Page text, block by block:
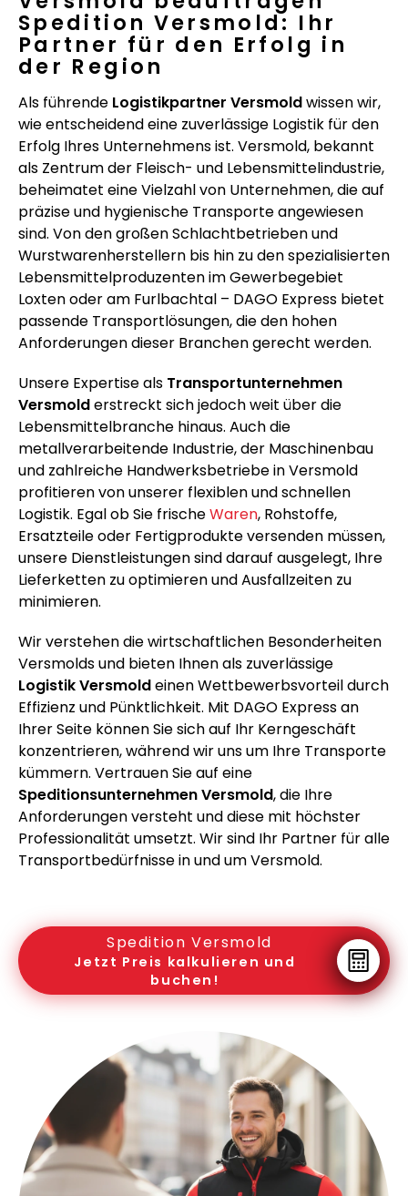
Spedition Versmold: Ihr
Partner für den Erfolg in
der Region
Als führende Logistikpartner Versmoldwissen wir,
wie entscheidend eine zuverlässige Logistik für den
Erfolg Ihres Unternehmens ist. Versmold, bekannt
als Zentrum der Fleisch- und Lebensmittelindustrie,
beheimatet eine Vielzahl von Unternehmen, die auf
präzise und hygienische Transporte angewiesen
sind. Von den großen Schlachtbetrieben und
Wurstwarenherstellern bis hin zu den spezialisierten
Lebensmittelproduzenten im Gewerbegebiet
Loxten oder am Furlbachtal – DAGO Express bietet
passende Transportlösungen, die den hohen
Anforderungen dieser Branchen gerecht werden.
Unsere Expertise als Transportunternehmen
Versmolderstreckt sich jedoch weit über die
Lebensmittelbranche hinaus. Auch die
metallverarbeitende Industrie, der Maschinenbau
und zahlreiche Handwerksbetriebe in Versmold
profitieren von unserer flexiblen und schnellen
Logistik. Egal ob Sie frischeWaren, Rohstoffe,
Ersatzteile oder Fertigprodukte versenden müssen,
unsere Dienstleistungen sind darauf ausgelegt, Ihre
Lieferketten zu optimieren und Ausfallzeiten zu
minimieren.
Wir verstehen die wirtschaftlichen Besonderheiten
Versmolds und bieten Ihnen als zuverlässige
Logistik Versmoldeinen Wettbewerbsvorteil durch
Effizienz und Pünktlichkeit. Mit DAGO Express an
Ihrer Seite können Sie sich auf Ihr Kerngeschäft
konzentrieren, während wir uns um Ihre Transporte
kümmern. Vertrauen Sie auf eine
Speditionsunternehmen Versmold, die Ihre
Anforderungen versteht und diese mit höchster
Professionalität umsetzt. Wir sind Ihr Partner für alle
Transportbedürfnisse in und um Versmold.
Spedition Versmold
Jetzt Preis kalkulieren und
buchen!